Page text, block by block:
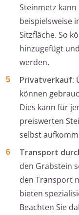
Steinmetz
beispielsweise
Sitzfläche. So
hinzugefügt
werden.
Privatverkauf:
können
Dies kann für
preiswerten
selbst
Transport
den Grabstein
den Transport
bieten
Beachten Sie